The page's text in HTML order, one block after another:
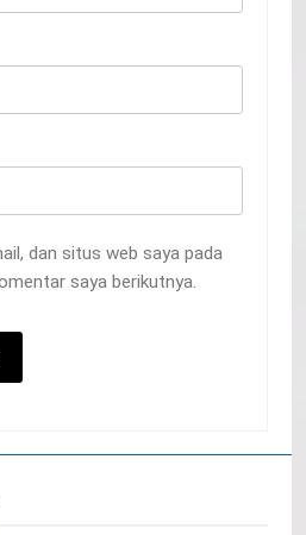
dan situs web saya pada
saya berikutnya.